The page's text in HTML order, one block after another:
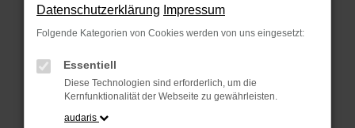
Überprüfe deine Firewall und deine
Internetverbindung.
Suchmaschine?
Prüfe deine Browsererweiterungen.
Datenschutzerklärung Impressum
Folgende Kategorien von Cookies werden von uns eingesetzt:
Essentiell
Diese Technologien sind erforderlich, um die
Kernfunktionalität der Webseite zu gewährleisten.
audaris